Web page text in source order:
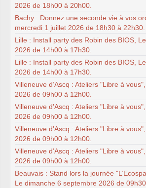
2026 de 18h00 à 20h00.
Bachy : Donnez une seconde vie à vos
mercredi 1 juillet 2026 de 18h30 à 22h30.
Lille : Install party des Robin des BIOS,
2026 de 14h00 à 17h30.
Lille : Install party des Robin des BIOS,
2026 de 14h00 à 17h30.
Villeneuve d’Ascq : Ateliers "Libre à
2026 de 09h00 à 12h00.
Villeneuve d’Ascq : Ateliers "Libre à
2026 de 09h00 à 12h00.
Villeneuve d’Ascq : Ateliers "Libre à
2026 de 09h00 à 12h00.
Villeneuve d’Ascq : Ateliers "Libre à
2026 de 09h00 à 12h00.
Beauvais : Stand lors la journée
Le dimanche 6 septembre 2026 de